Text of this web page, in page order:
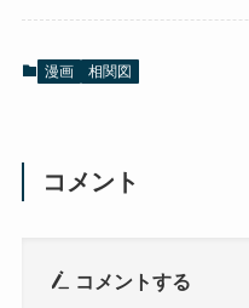
漫画 相関図
コメント
コメントする